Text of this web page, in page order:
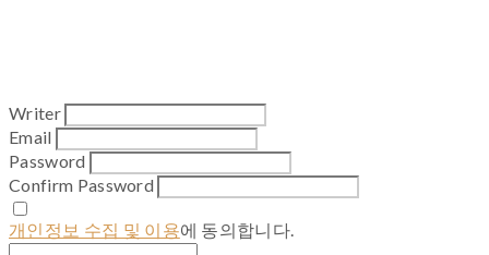
Writer
Email
Password
Confirm Password
개인정보 수집 및 이용에 동의합니다.